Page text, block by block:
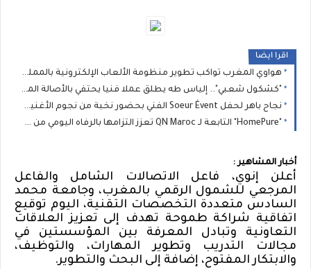
اقرا ايضا
هواوي المغرب تواكب تطوير منظومة الألعاب الإلكترونية بالمملكة بمناسبة Morocco Gaming Expo 2026
"كشكول شعبي".. إلياس طه يطلق عملا فنيا يحتفي بالأصالة المغربية
نجاح باهر لحفل Soeur Évent الفني بحضور نخبة من نجوم الأغنية المغربية بفرنسا
أخبار المشاهير :
أعلن
إنوي، فاعل الاتصالات الشامل والفاعل
المرجعي للشمول الرقمي بالمغرب، وجامعة محمد
السادس متعددة التخصصات التقنية، اليوم توقيع
اتفاقية شراكة طموحة تهدف إلى تعزيز العلاقات
التعاونية وتبادل المعرفة بين المؤسستين
في
مجالات التدريب وتطوير المهارات، والتوظيف،
والابتكار المفتوح، إضافة إلى البحث والتطوير.